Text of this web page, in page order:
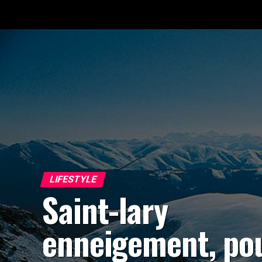
LIFESTYLE
Saint-lary
enneigement,